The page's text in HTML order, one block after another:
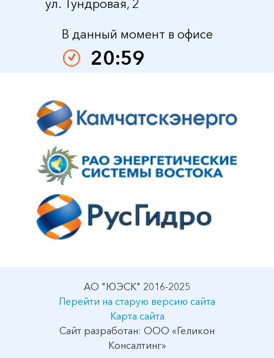
ул. Тундровая, 2
В данный момент в офисе
20:59
АО "ЮЭСК" 2016-2025
Перейти на старую версию сайта
Карта сайта
Сайт разработан: ООО «Геликон
Консалтинг»